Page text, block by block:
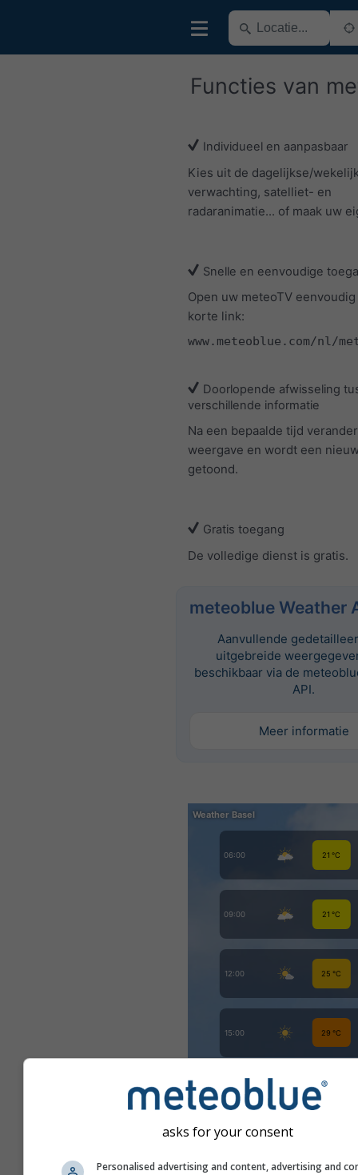
Functies van
Individueel en aanpasbaar
Kies uit de dagelijkse/
verwachting, satelliet- en
radaranimatie... of maak uw
Snelle en eenvoudige
Open uw meteoTV
korte link:
www.meteoblue.com/nl/
Doorlopende afwisseling
verschillende informatie
Na een bepaalde tijd
weergave en wordt een
getoond.
Gratis toegang
De volledige dienst is gratis.
meteoblue Weather
Aanvullende
uitgebreide
beschikbaar via de
API.
Meer informatie
asks for your consent
Personalised advertising and content, advertising and